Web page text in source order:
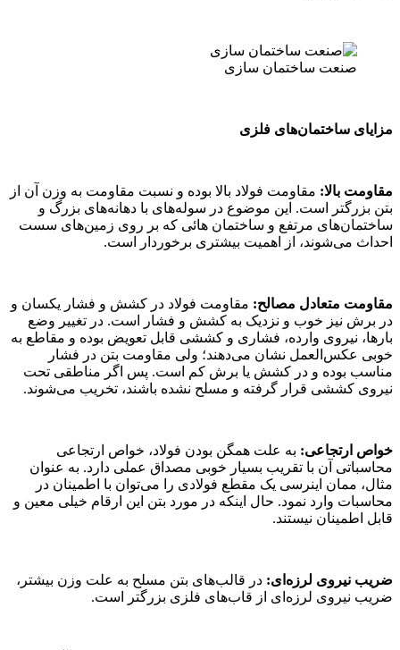
ساختمان سازی
فلزی
مقاومت فولاد بالا بوده و نسبت مقاومت به وزن آن از
این موضوع در سوله‌های با دهانه‌های بزرگ و
مرتفع و ساختمان هائی که بر روی زمین‌های سست
از اهمیت بیشتری برخوردار است.
مصالح:مقاومت فولاد در کشش و فشار یکسان و
و نزدیک به کشش و فشار است. در تغییر وضع
وارده، فشاری و کششی قابل تعویض بوده و مقاطع به
نشان می‌دهند؛ ولی مقاومت بتن در فشار
و در کشش یا برش کم است. پس اگر مناطقی تحت
قرار گرفته و مسلح نشده باشند، تخریب می‌شوند.
به علت همگن بودن فولاد، خواص ارتجاعی
با تقریب بسیار خوبی مصداق عملی دارد. به عنوان
یک مقطع فولادی را می‌توان با اطمینان در
نمود. حال اینکه در مورد بتن این ارقام خیلی معین و
نیستند.
لرزه‌ای:در قالب‌های بتن مسلح به علت وزن بیشتر،
لرزه‌ای از قاب‌های فلزی بزرگتر است.